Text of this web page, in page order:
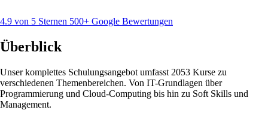
4.9 von 5 Sternen 500+ Google Bewertungen
Überblick
Unser komplettes Schulungsangebot umfasst 2053 Kurse zu
verschiedenen Themenbereichen. Von IT-Grundlagen über
Programmierung und Cloud-Computing bis hin zu Soft Skills und
Management.